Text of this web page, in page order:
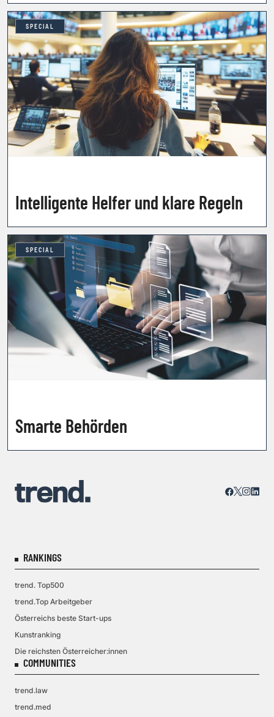
SPECIAL
Intelligente Helfer und klare Regeln
SPECIAL
Smarte Behörden
RANKINGS
trend. Top500
trend.Top Arbeitgeber
Österreichs beste Start-ups
Kunstranking
Die reichsten Österreicher:innen
COMMUNITIES
trend.law
trend.med